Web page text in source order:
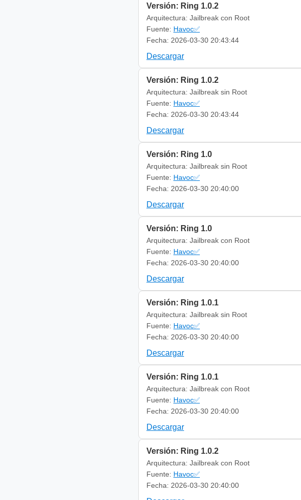
Versión: Ring 1.0.2
Arquitectura: Jailbreak con Root
Fuente: Havoc✅
Fecha: 2026-03-30 20:43:44
Descargar
Versión: Ring 1.0.2
Arquitectura: Jailbreak sin Root
Fuente: Havoc✅
Fecha: 2026-03-30 20:43:44
Descargar
Versión: Ring 1.0
Arquitectura: Jailbreak sin Root
Fuente: Havoc✅
Fecha: 2026-03-30 20:40:00
Descargar
Versión: Ring 1.0
Arquitectura: Jailbreak con Root
Fuente: Havoc✅
Fecha: 2026-03-30 20:40:00
Descargar
Versión: Ring 1.0.1
Arquitectura: Jailbreak sin Root
Fuente: Havoc✅
Fecha: 2026-03-30 20:40:00
Descargar
Versión: Ring 1.0.1
Arquitectura: Jailbreak con Root
Fuente: Havoc✅
Fecha: 2026-03-30 20:40:00
Descargar
Versión: Ring 1.0.2
Arquitectura: Jailbreak con Root
Fuente: Havoc✅
Fecha: 2026-03-30 20:40:00